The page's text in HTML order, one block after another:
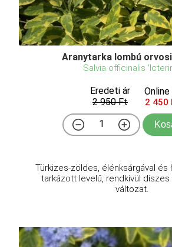
Aranytarka lombú
Salvia officinalis
Eredeti ár
2 950 Ft
Online
2 450
Türkizes-zöldes, élénksárgával és
tarkázott levelű, rendkívül
változat.